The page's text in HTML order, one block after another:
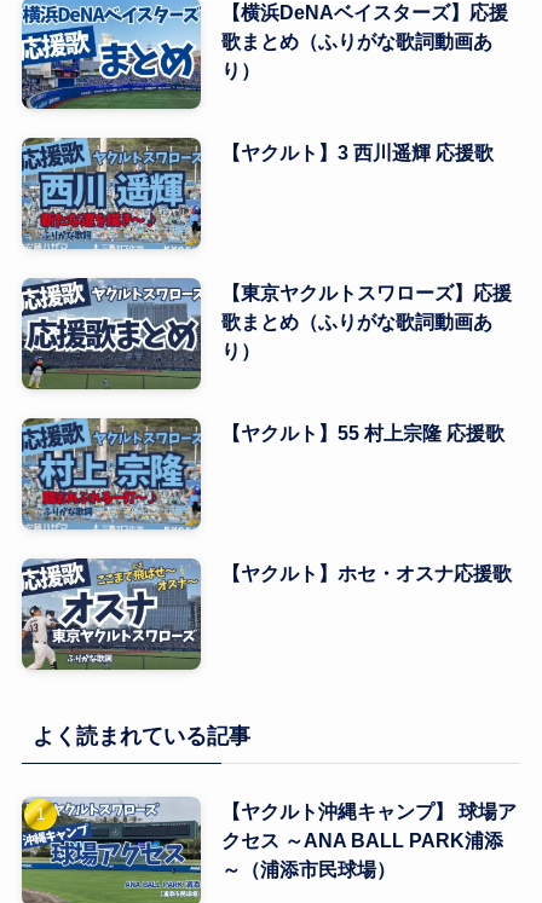
【横浜DeNAベイスターズ】応援
歌まとめ（ふりがな歌詞動画あ
り）
【ヤクルト】3 西川遥輝 応援歌
【東京ヤクルトスワローズ】応援
歌まとめ（ふりがな歌詞動画あ
り）
【ヤクルト】55 村上宗隆 応援歌
【ヤクルト】ホセ・オスナ応援歌
よく読まれている記事
【ヤクルト沖縄キャンプ】 球場ア
クセス ～ANA BALL PARK浦添
～（浦添市民球場）